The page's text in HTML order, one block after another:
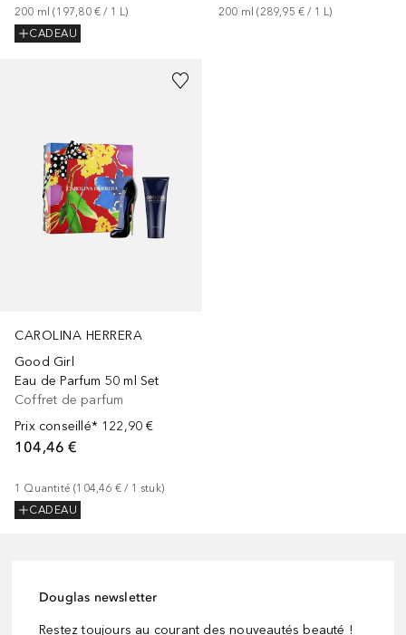
200 ml (197,80 € / 1 L)
CADEAU
200 ml (289,95 € / 1 L)
CAROLINA HERRERA
Good Girl
Eau de Parfum 50 ml Set
Coffret de parfum
Prix conseillé* 122,90 €
104,46 €
1 Quantité (104,46 € / 1 stuk)
CADEAU
Douglas newsletter
Restez toujours au courant des nouveautés beauté !